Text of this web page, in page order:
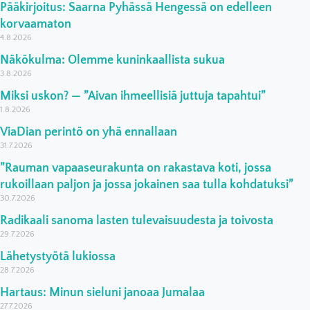
Pääkirjoitus: Saarna Pyhässä Hengessä on edelleen
korvaamaton
4.8.2026
Näkökulma: Olemme kuninkaallista sukua
3.8.2026
Miksi uskon? — ”Aivan ihmeellisiä juttuja tapahtui”
1.8.2026
ViaDian perintö on yhä ennallaan
31.7.2026
”Rauman vapaaseurakunta on rakastava koti, jossa
rukoillaan paljon ja jossa jokainen saa tulla kohdatuksi”
30.7.2026
Radikaali sanoma lasten tulevaisuudesta ja toivosta
29.7.2026
Lähetystyötä lukiossa
28.7.2026
Hartaus: Minun sieluni janoaa Jumalaa
27.7.2026